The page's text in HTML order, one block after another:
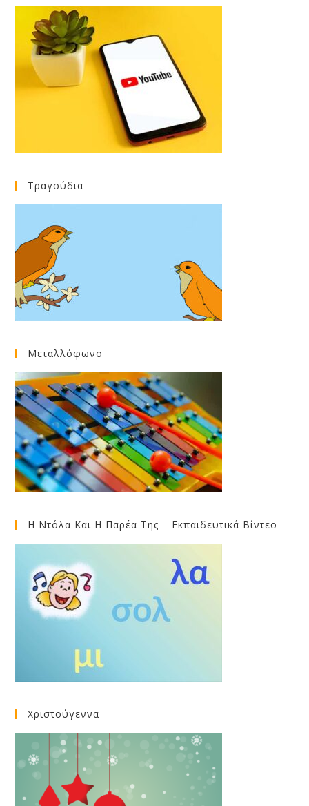
Τραγούδια
Μεταλλόφωνο
Η Ντόλα Και Η Παρέα Της – Εκπαιδευτικά Βίντεο
Χριστούγεννα